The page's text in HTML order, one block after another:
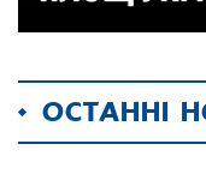
ОСТАННІ